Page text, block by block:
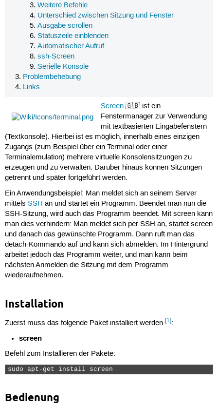
Weitere Befehle
Unterschied zwischen Sitzung und Fenster
Ausgabe scrollen
Statuszeile einblenden
Automatischer Aufruf
ssh-Screen
Serielle Konsole
Problembehebung
Links
Screen 🇬🇧 ist ein
Fenstermanager zur Verwendung
mit textbasierten Eingabefenstern
(Textkonsole). Hierbei ist es möglich, innerhalb eines einzigen
Zugangs (zum Beispiel über ein Terminal oder einer
Terminalemulation) mehrere virtuelle Konsolensitzungen zu
erzeugen und zu verwalten. Darüber hinaus können Sitzungen
getrennt und später fortgeführt werden.
Ein Anwendungsbeispiel: Man meldet sich an seinem Server
mittels SSH an und startet ein Programm. Beendet man nun die
SSH-Sitzung, wird auch das Programm beendet. Mit screen kann
man dies verhindern: Man meldet sich per SSH an, startet screen
und danach das gewünschte Programm. Dann ruft man das
detach-Kommando auf und kann sich abmelden. Im Hintergrund
arbeitet jedoch das Programm weiter, und man kann beim
nächsten Anmelden die Sitzung mit dem Programm
wiederaufnehmen.
Installation
Zuerst muss das folgende Paket installiert werden [1]:
screen
Befehl zum Installieren der Pakete:
sudo apt-get install screen
Bedienung